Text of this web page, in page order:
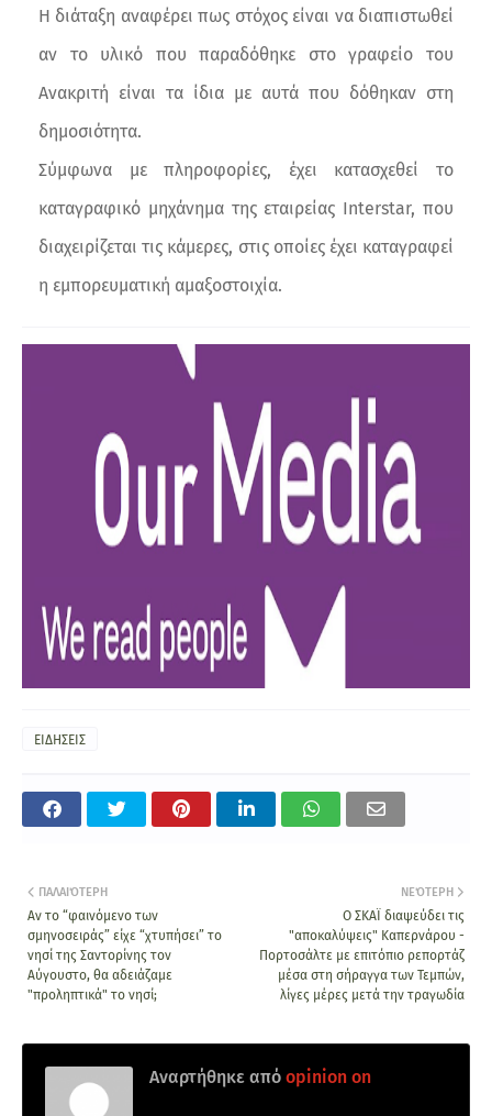
Η διάταξη αναφέρει πως στόχος είναι να διαπιστωθεί
αν το υλικό που παραδόθηκε στο γραφείο του
Ανακριτή είναι τα ίδια με αυτά που δόθηκαν στη
δημοσιότητα.
Σύμφωνα με πληροφορίες, έχει κατασχεθεί το
καταγραφικό μηχάνημα της εταιρείας Interstar, που
διαχειρίζεται τις κάμερες, στις οποίες έχει καταγραφεί
η εμπορευματική αμαξοστοιχία.
ΕΙΔΗΣΕΙΣ
ΝΕΌΤΕΡΗ
Ο ΣΚΑΪ διαψεύδει τις
"αποκαλύψεις" Καπερνάρου -
Πορτοσάλτε με επιτόπιο ρεπορτάζ
μέσα στη σήραγγα των Τεμπών,
λίγες μέρες μετά την τραγωδία
ΠΑΛΑΙΌΤΕΡΗ
Αν το “φαινόμενο των
σμηνοσειράς” είχε “χτυπήσει” το
νησί της Σαντορίνης τον
Αύγουστο, θα αδειάζαμε
"προληπτικά" το νησί;
Αναρτήθηκε από opinion on